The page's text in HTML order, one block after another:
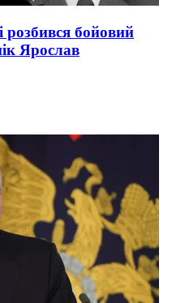
розбився бойовий
Ярослав